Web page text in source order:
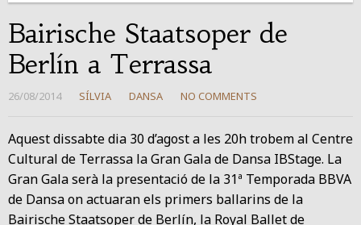
Bairische Staatsoper de
Berlín a Terrassa
26/08/2014 SÍLVIA DANSA NO COMMENTS
Aquest dissabte dia 30 d’agost a les 20h trobem al Centre
Cultural de Terrassa la Gran Gala de Dansa IBStage. La
Gran Gala serà la presentació de la 31ª Temporada BBVA
de Dansa on actuaran els primers ballarins de la
Bairische Staatsoper de Berlín, la Royal Ballet de